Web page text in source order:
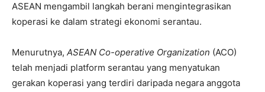
ASEAN mengambil langkah berani mengintegrasikan
koperasi ke dalam strategi ekonomi serantau.
Menurutnya, ASEAN Co-operative Organization (ACO)
telah menjadi platform serantau yang menyatukan
gerakan koperasi yang terdiri daripada negara anggota